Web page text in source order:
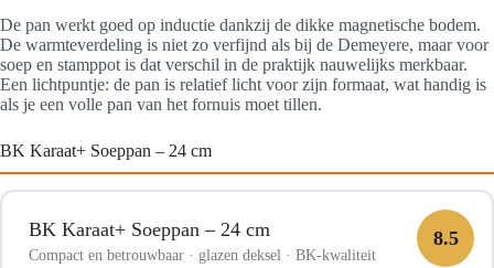
De pan werkt goed op inductie dankzij de dikke magnetische bodem.
De warmteverdeling is niet zo verfijnd als bij de Demeyere, maar voor
soep en stamppot is dat verschil in de praktijk nauwelijks merkbaar.
Een lichtpuntje: de pan is relatief licht voor zijn formaat, wat handig is
als je een volle pan van het fornuis moet tillen.
BK Karaat+ Soeppan – 24 cm
8.5
BK Karaat+ Soeppan – 24 cm
Compact en betrouwbaar · glazen deksel · BK-kwaliteit